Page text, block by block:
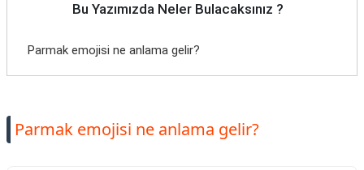
Bu Yazımızda Neler Bulacaksınız ?
Parmak emojisi ne anlama gelir?
Parmak emojisi ne anlama gelir?